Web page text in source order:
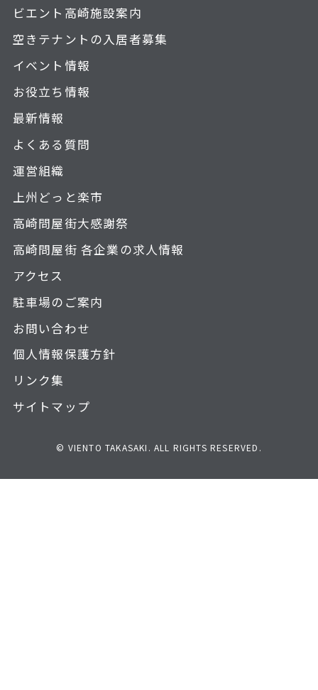
ビエント高崎施設案内
空きテナントの入居者募集
イベント情報
お役立ち情報
最新情報
よくある質問
運営組織
上州どっと楽市
高崎問屋街大感謝祭
高崎問屋街 各企業の求人情報
アクセス
駐車場のご案内
お問い合わせ
個人情報保護方針
リンク集
サイトマップ
© VIENTO TAKASAKI. ALL RIGHTS RESERVED.